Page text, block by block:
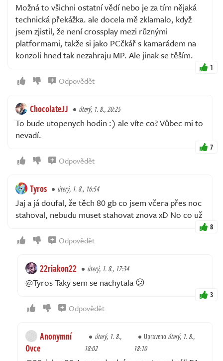
Možná to všichni ostatní vědí nebo je za tím nějaká
technická překážka. ale docela mě zklamalo, když
jsem zjistil, že není crossplay mezi různými
platformami, takže si jako PCčkář s kamarádem na
konzoli hned tak nezahraju MP. Ale jinak se těším.
1
Odpovědět
ChocolateJJ úterý, 1. 8., 20:25
To bude utopenych hodin :) ale víte co? Vůbec mi to
nevadí.
7
Odpovědět
Tyros úterý, 1. 8., 16:54
Jaj a já doufal, že těch 80 gb co jsem včera přes noc
stahoval, nebudu muset stahovat znova xD No co už
8
Odpovědět
22riakon22 úterý, 1. 8., 17:34
@Tyros Taky sem se nachytala 😕
3
Odpovědět
Anonymní
Ovce
úterý, 1. 8.,
18:02
Upravenoúterý, 1. 8.,
18:10